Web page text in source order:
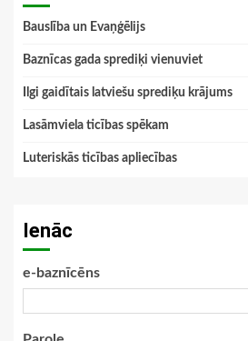
Bauslība un Evaņģēlijs
Baznīcas gada sprediķi vienuviet
Ilgi gaidītais latviešu sprediķu krājums
Lasāmviela ticības spēkam
Luteriskās ticības apliecības
Ienāc
e-baznīcēns